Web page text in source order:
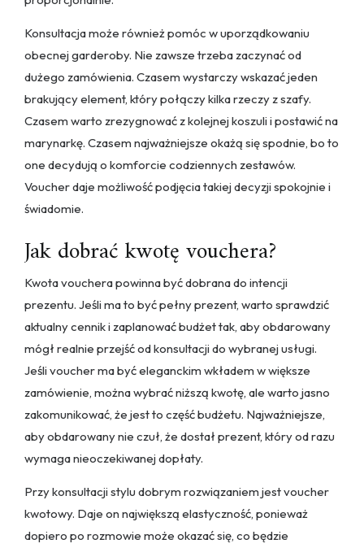
Konsultacja może również pomóc w uporządkowaniu
obecnej garderoby. Nie zawsze trzeba zaczynać od
dużego zamówienia. Czasem wystarczy wskazać jeden
brakujący element, który połączy kilka rzeczy z szafy.
Czasem warto zrezygnować z kolejnej koszuli i postawić na
marynarkę. Czasem najważniejsze okażą się spodnie, bo to
one decydują o komforcie codziennych zestawów.
Voucher daje możliwość podjęcia takiej decyzji spokojnie i
świadomie.
Jak dobrać kwotę vouchera?
Kwota vouchera powinna być dobrana do intencji
prezentu. Jeśli ma to być pełny prezent, warto sprawdzić
aktualny cennik i zaplanować budżet tak, aby obdarowany
mógł realnie przejść od konsultacji do wybranej usługi.
Jeśli voucher ma być eleganckim wkładem w większe
zamówienie, można wybrać niższą kwotę, ale warto jasno
zakomunikować, że jest to część budżetu. Najważniejsze,
aby obdarowany nie czuł, że dostał prezent, który od razu
wymaga nieoczekiwanej dopłaty.
Przy konsultacji stylu dobrym rozwiązaniem jest voucher
kwotowy. Daje on największą elastyczność, ponieważ
dopiero po rozmowie może okazać się, co będzie